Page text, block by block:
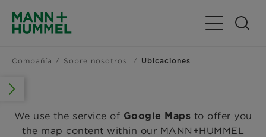
Alternar
Compañía Sobre nosotros Ubicaciones
We use the service of Google Maps to offer you
the map content within our MANN+HUMMEL